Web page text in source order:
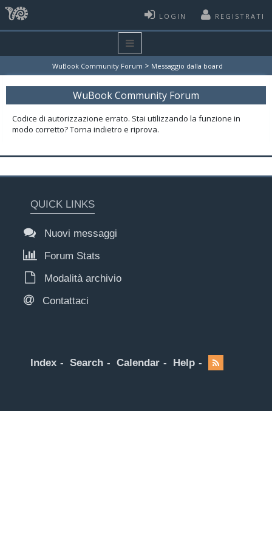
LOGIN REGISTRATI
WuBook Community Forum > Messaggio dalla board
WuBook Community Forum
Codice di autorizzazione errato. Stai utilizzando la funzione in
modo corretto? Torna indietro e riprova.
QUICK LINKS
Nuovi messaggi
Forum Stats
Modalità archivio
Contattaci
Index Search Calendar Help